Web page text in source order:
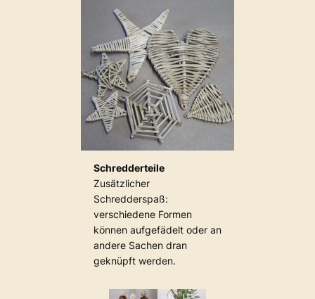
Schredderteile
Zusätzlicher
Schredderspaß:
verschiedene Formen
können aufgefädelt oder an
andere Sachen dran
geknüpft werden.